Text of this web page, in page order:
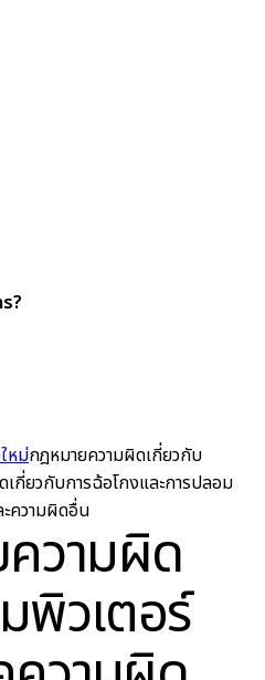
หม่กฎหมายความผิดเกี่ยวกับ
กี่ยวกับการฉ้อโกงและการปลอม
ความผิดอื่น
วามผิด
พิวเตอร์